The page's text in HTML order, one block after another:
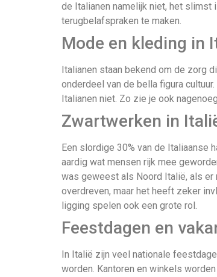
de Italianen namelijk niet, het slimst
terugbelafspraken te maken.
Mode en kleding in
Italianen staan bekend om de zorg
onderdeel van de bella figura
Italianen niet. Zo zie je ook
Zwartwerken in
Een slordige 30% van de Italiaanse
aardig wat mensen rijk mee
was geweest als Noord Italië, als
overdreven, maar het heeft zeker
ligging spelen ook een grote rol.
Feestdagen en
In Italië zijn veel nationale
worden. Kantoren en winkels